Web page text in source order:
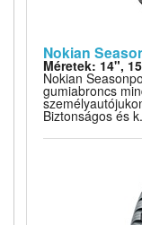
Nokian
Méretek: 14",
Nokian
gumiabroncs
Biztonságos és